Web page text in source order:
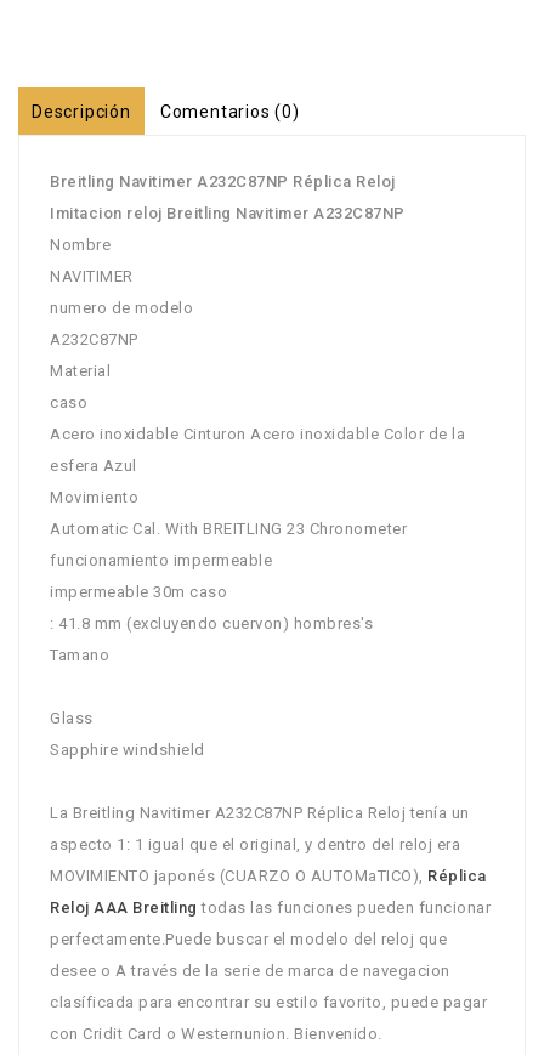
Descripción Comentarios (0)
Breitling Navitimer A232C87NP Réplica Reloj
Imitacion reloj Breitling Navitimer A232C87NP
Nombre
NAVITIMER
numero de modelo
A232C87NP
Material
caso
Acero inoxidable Cinturon Acero inoxidable Color de la
esfera Azul
Movimiento
Automatic Cal. With BREITLING 23 Chronometer
funcionamiento impermeable
impermeable 30m caso
: 41.8 mm (excluyendo cuervon) hombres's
Tamano
Glass
Sapphire windshield
La Breitling Navitimer A232C87NP Réplica Reloj tenía un
aspecto 1: 1 igual que el original, y dentro del reloj era
MOVIMIENTO japonés (CUARZO O AUTOMaTICO), Réplica
Reloj AAA Breitlingtodas las funciones pueden funcionar
perfectamente.Puede buscar el modelo del reloj que
desee o A través de la serie de marca de navegacion
clasíficada para encontrar su estilo favorito, puede pagar
con Cridit Card o Westernunion. Bienvenido.